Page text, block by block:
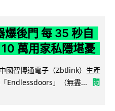
後門 每 35 秒自
萬用家私隱堪憂
國智博通電子（Zbtlink）生產
Endlessdoors」（無盡...
閱